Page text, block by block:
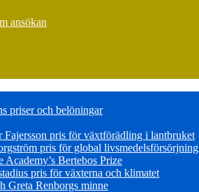
ansökan
priser och belöningar
Fajersson pris för växtförädling i lantbruket
pris för global livsmedelsförsörjning
Bertebos Prize
pris för växterna och klimatet
Greta Renborgs minne